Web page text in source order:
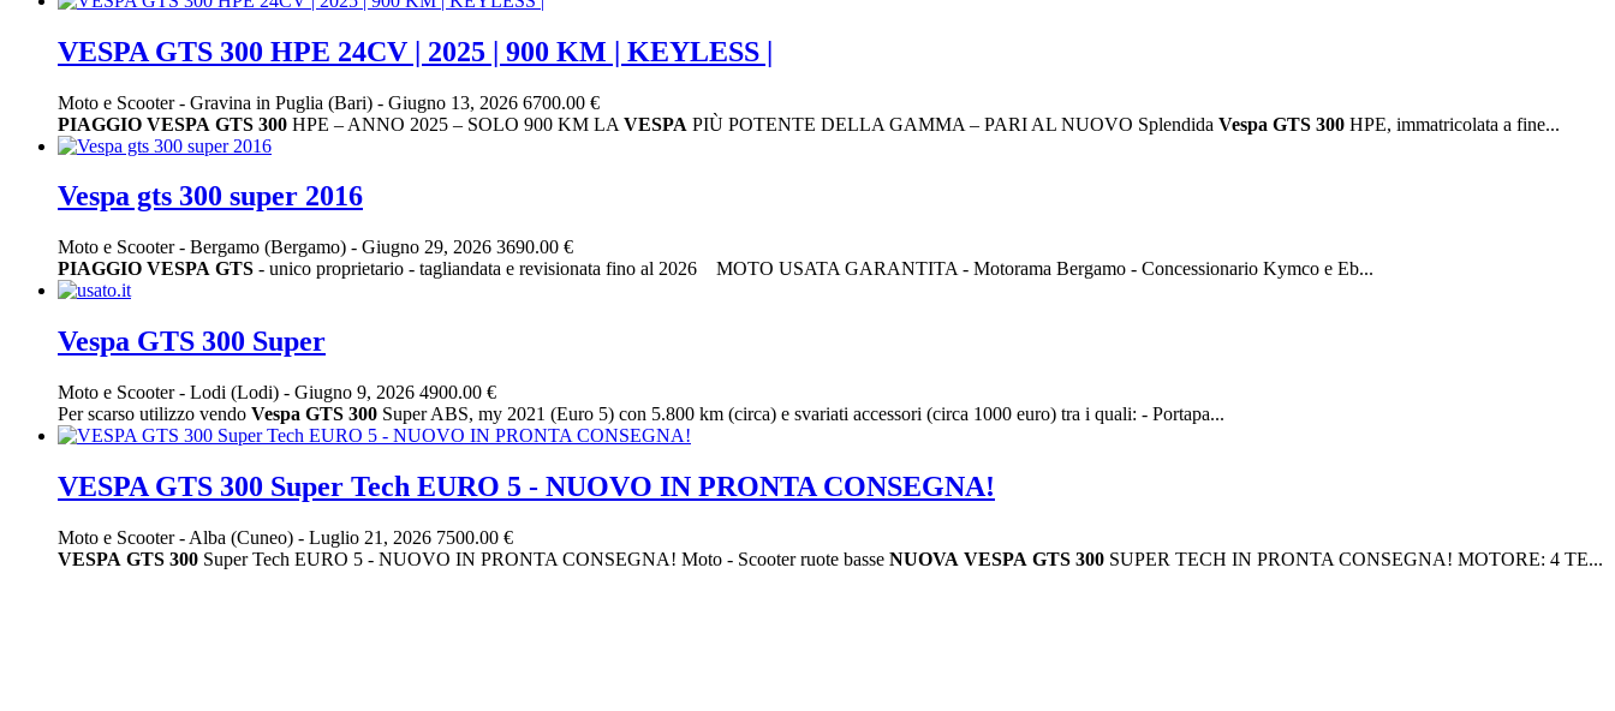
VESPA GTS 300 HPE 24CV | 2025 | 900 KM | KEYLESS |
Moto e Scooter- Gravina in Puglia (Bari) - Giugno 13, 2026 6700.00 €
PIAGGIO VESPA GTS 300 HPE – ANNO 2025 – SOLO 900 KM LA VESPA PIÙ POTENTE DELLA GAMMA – PARI AL NUOVO Splendida Vespa GTS 300 HPE, immatricolata a fine...
Vespa gts 300 super 2016
Moto e Scooter- Bergamo (Bergamo) - Giugno 29, 2026 3690.00 €
PIAGGIO VESPA GTS - unico proprietario - tagliandata e revisionata fino al 2026 MOTO USATA GARANTITA - Motorama Bergamo - Concessionario Kymco e Eb...
Vespa GTS 300 Super
Moto e Scooter- Lodi (Lodi) - Giugno 9, 2026 4900.00 €
Per scarso utilizzo vendo Vespa GTS 300 Super ABS, my 2021 (Euro 5) con 5.800 km (circa) e svariati accessori (circa 1000 euro) tra i quali: - Portapa...
VESPA GTS 300 Super Tech EURO 5 - NUOVO IN PRONTA CONSEGNA!
Moto e Scooter- Alba (Cuneo) - Luglio 21, 2026 7500.00 €
VESPA GTS 300 Super Tech EURO 5 - NUOVO IN PRONTA CONSEGNA! Moto - Scooter ruote basse NUOVA VESPA GTS 300 SUPER TECH IN PRONTA CONSEGNA! MOTORE: 4 TE...